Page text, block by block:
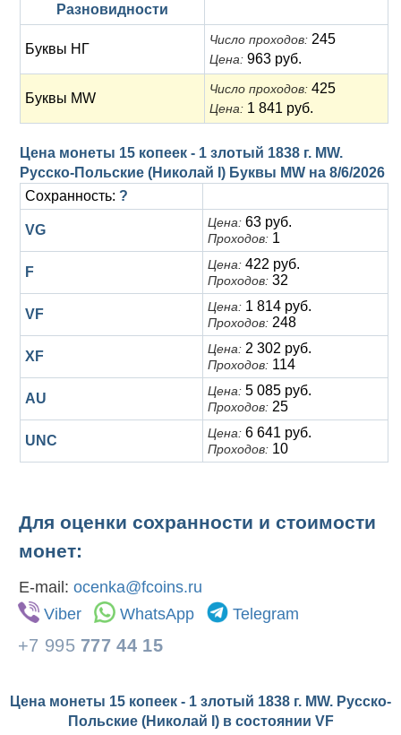
Разновидности
Буквы НГ
Число проходов: 245
Цена: 963 руб.
Буквы MW
Число проходов: 425
Цена: 1 841 руб.
Цена монеты 15 копеек - 1 злотый 1838 г. MW.
Русско-Польские (Николай I) Буквы MW на 8/6/2026
Сохранность: ?
VG Цена: 63 руб.
Проходов: 1
F Цена: 422 руб.
Проходов: 32
VF Цена: 1 814 руб.
Проходов: 248
XF Цена: 2 302 руб.
Проходов: 114
AU Цена: 5 085 руб.
Проходов: 25
UNC Цена: 6 641 руб.
Проходов: 10
Для оценки сохранности и стоимости
монет:
E-mail: ocenka@fcoins.ru
Viber
WhatsApp Telegram
+7 995 777 44 15
Цена монеты 15 копеек - 1 злотый 1838 г. MW. Русско-
Польские (Николай I) в состоянии VF